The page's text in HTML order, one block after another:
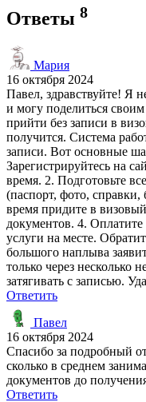
Ответы 8
Мария
16 октября 2024
Павел, здравствуйте! Я
и могу поделиться
прийти без записи в
получится. Система
записи. Вот основные
Зарегистрируйтесь на
время. 2. Подготовьте
(паспорт, фото, справки,
время придите в
документов. 4.
услуги на месте.
большого наплыва
только через несколько
затягивать с записью.
Ответить
Павел
16 октября 2024
Спасибо за подробный
сколько в среднем
документов до
Ответить